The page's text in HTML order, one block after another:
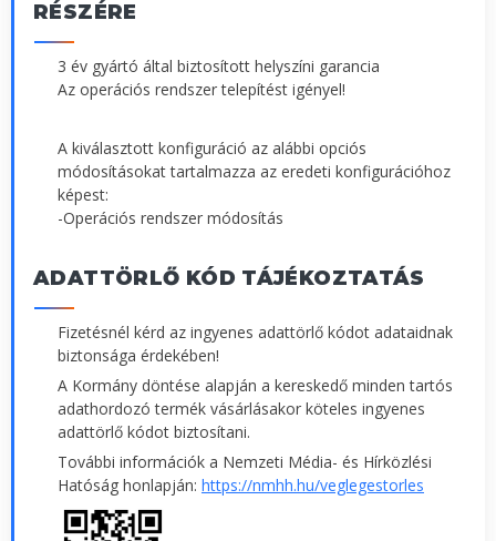
RÉSZÉRE
3 év gyártó által biztosított helyszíni garancia
Az operációs rendszer telepítést igényel!
A kiválasztott konfiguráció az alábbi opciós
módosításokat tartalmazza az eredeti konfigurációhoz
képest:
-Operációs rendszer módosítás
ADATTÖRLŐ KÓD TÁJÉKOZTATÁS
Fizetésnél kérd az ingyenes adattörlő kódot adataidnak
biztonsága érdekében!
A Kormány döntése alapján a kereskedő minden tartós
adathordozó termék vásárlásakor köteles ingyenes
adattörlő kódot biztosítani.
További információk a Nemzeti Média- és Hírközlési
Hatóság honlapján: https://nmhh.hu/veglegestorles